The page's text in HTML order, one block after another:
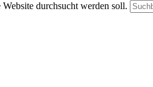
durchsucht werden soll.